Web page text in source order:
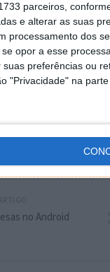
parceiros,
e alterar as suas
processamento dos
opor a esse
preferências ou
"Privacidade" na parte
no Android